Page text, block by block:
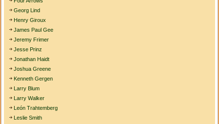
Georg Lind
Henry Giroux
James Paul Gee
Jeremy Frimer
Jesse Prinz
Jonathan Haidt
Joshua Greene
Kenneth Gergen
Larry Blum
Larry Walker
León Trahtemberg
Leslie Smith